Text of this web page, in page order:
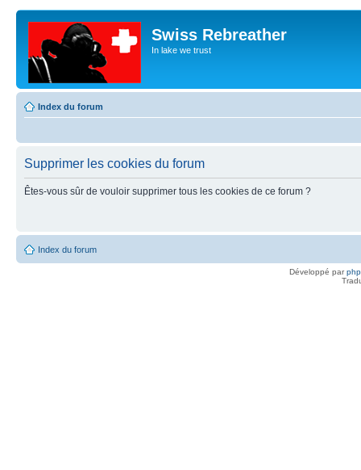
Swiss Rebreather
In lake we trust
Index du forum
Supprimer les cookies du forum
Êtes-vous sûr de vouloir supprimer tous les cookies de ce forum ?
Index du forum
Développé par